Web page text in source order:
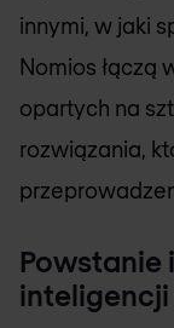
innymi, w jaki
Nomios łączą
opartych na
rozwiązania,
Powstanie
inteligencji